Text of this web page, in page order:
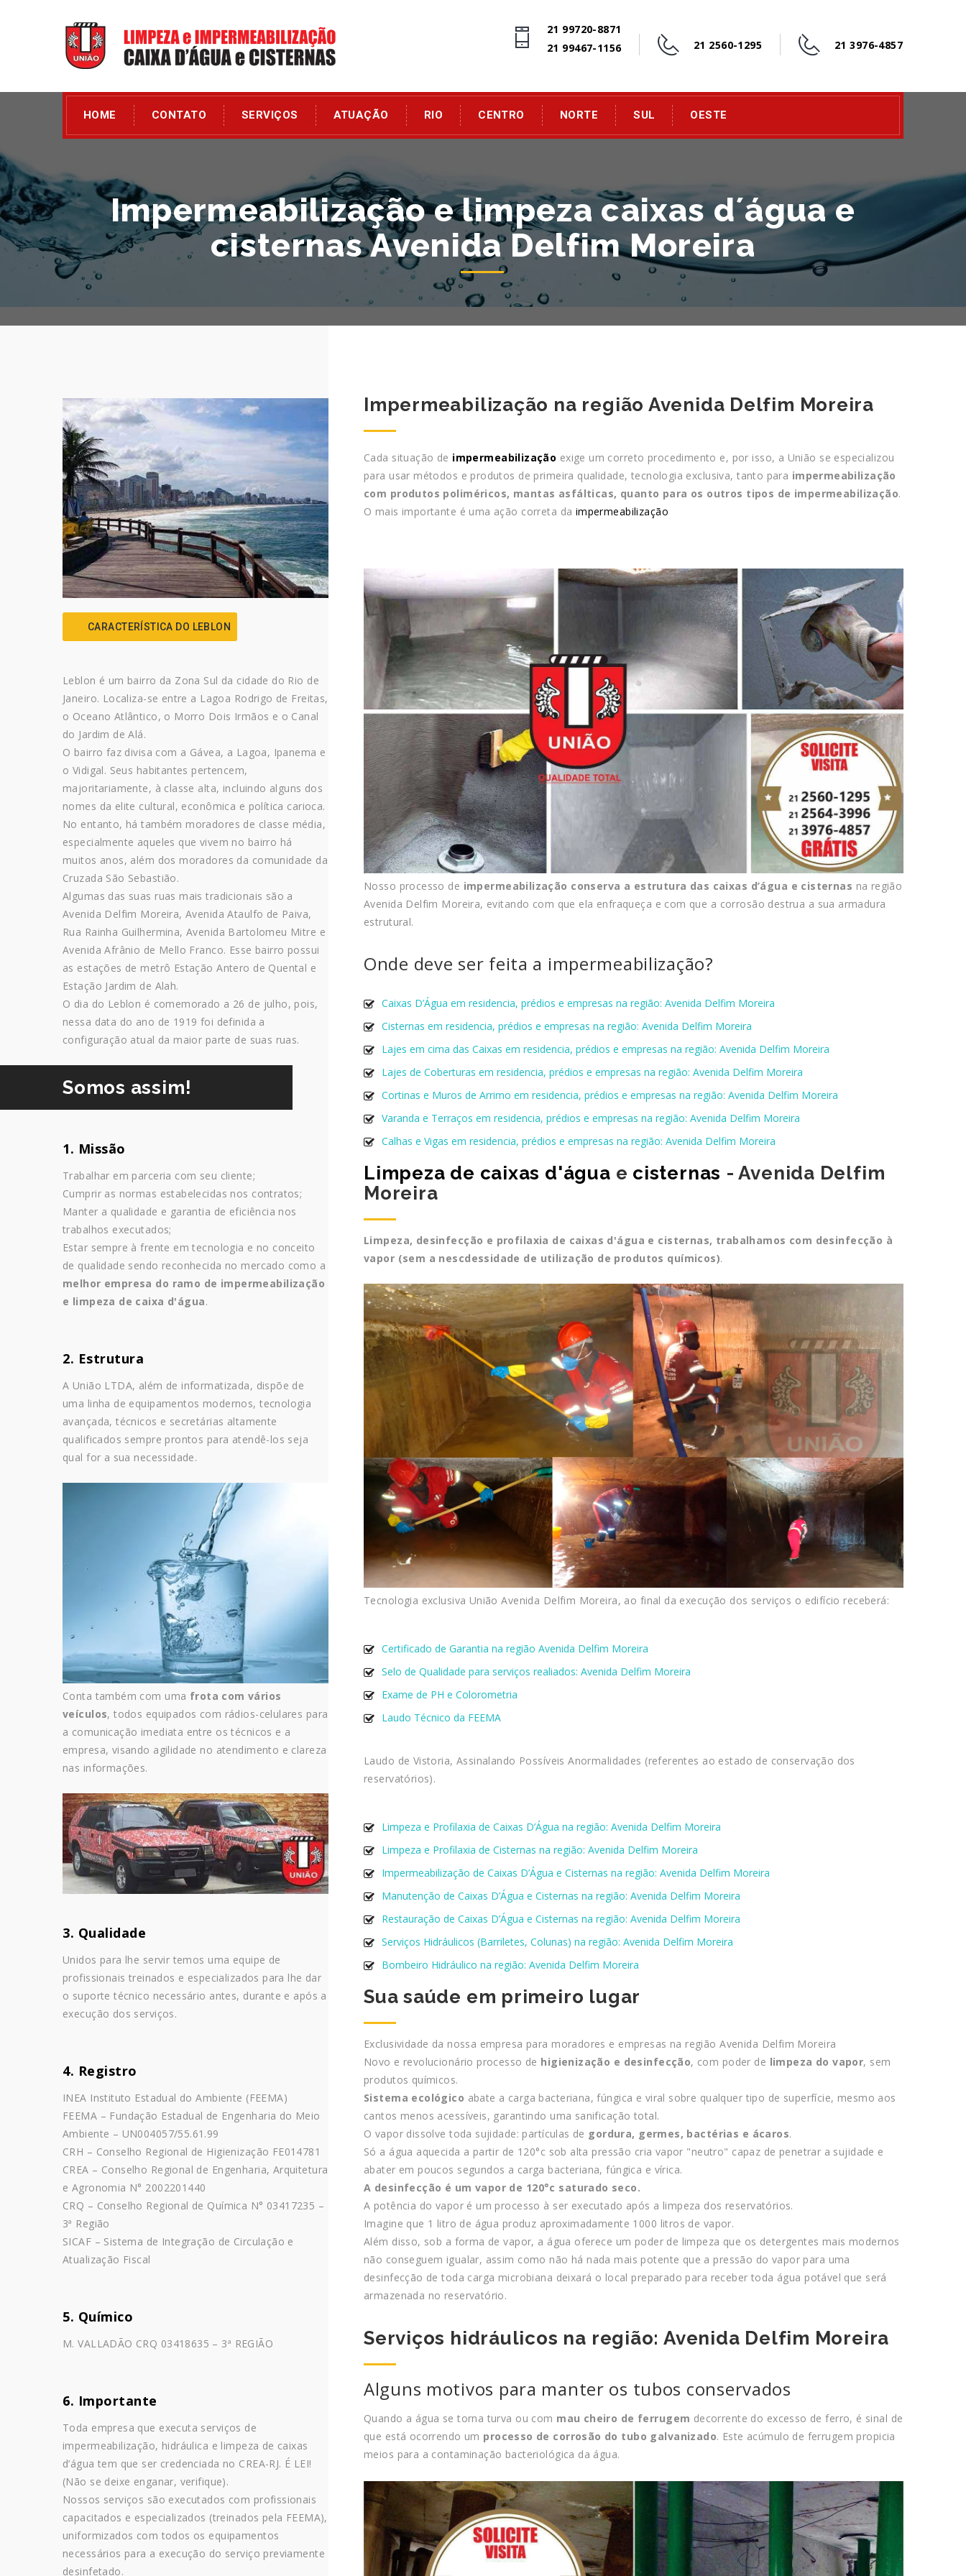
21 99720-8871
21 99467-1156
21 2560-1295 21 3976-4857
HOME CONTATO SERVIÇOS ATUAÇÃO RIO CENTRO NORTE SUL OESTE
Impermeabilização e limpeza caixas d´água e
cisternas Avenida Delfim Moreira
Impermeabilização na região Avenida Delfim Moreira
Cada situação de impermeabilização exige um correto procedimento e, por isso, a União se especializou
para usar métodos e produtos de primeira qualidade, tecnologia exclusiva, tanto para impermeabilização
com produtos poliméricos, mantas asfálticas, quanto para os outros tipos de impermeabilização.
O mais importante é uma ação correta da impermeabilização
Nosso processo de impermeabilização conserva a estrutura das caixas d’água e cisternas na região
Avenida Delfim Moreira, evitando com que ela enfraqueça e com que a corrosão destrua a sua armadura
estrutural.
Onde deve ser feita a impermeabilização?
Caixas D’Água em residencia, prédios e empresas na região: Avenida Delfim Moreira
Cisternas em residencia, prédios e empresas na região: Avenida Delfim Moreira
Lajes em cima das Caixas em residencia, prédios e empresas na região: Avenida Delfim Moreira
Lajes de Coberturas em residencia, prédios e empresas na região: Avenida Delfim Moreira
Cortinas e Muros de Arrimo em residencia, prédios e empresas na região: Avenida Delfim Moreira
Varanda e Terraços em residencia, prédios e empresas na região: Avenida Delfim Moreira
Calhas e Vigas em residencia, prédios e empresas na região: Avenida Delfim Moreira
Limpeza de caixas d'água e cisternas - Avenida Delfim
Moreira
Limpeza, desinfecção e profilaxia de caixas d'água e cisternas, trabalhamos com desinfecção à
vapor (sem a nescdessidade de utilização de produtos químicos).
Tecnologia exclusiva União Avenida Delfim Moreira, ao final da execução dos serviços o edifício receberá:
Certificado de Garantia na região Avenida Delfim Moreira
Selo de Qualidade para serviços realiados: Avenida Delfim Moreira
Exame de PH e Colorometria
Laudo Técnico da FEEMA
Laudo de Vistoria, Assinalando Possíveis Anormalidades (referentes ao estado de conservação dos
reservatórios).
Limpeza e Profilaxia de Caixas D’Água na região: Avenida Delfim Moreira
Limpeza e Profilaxia de Cisternas na região: Avenida Delfim Moreira
Impermeabilização de Caixas D’Água e Cisternas na região: Avenida Delfim Moreira
Manutenção de Caixas D’Água e Cisternas na região: Avenida Delfim Moreira
Restauração de Caixas D’Água e Cisternas na região: Avenida Delfim Moreira
Serviços Hidráulicos (Barriletes, Colunas) na região: Avenida Delfim Moreira
Bombeiro Hidráulico na região: Avenida Delfim Moreira
Sua saúde em primeiro lugar
Exclusividade da nossa empresa para moradores e empresas na região Avenida Delfim Moreira
Novo e revolucionário processo de higienização e desinfecção, com poder de limpeza do vapor, sem
produtos químicos.
Sistema ecológico abate a carga bacteriana, fúngica e viral sobre qualquer tipo de superfície, mesmo aos
cantos menos acessíveis, garantindo uma sanificação total.
O vapor dissolve toda sujidade: partículas de gordura, germes, bactérias e ácaros.
Só a água aquecida a partir de 120°c sob alta pressão cria vapor "neutro" capaz de penetrar a sujidade e
abater em poucos segundos a carga bacteriana, fúngica e vírica.
A desinfecção é um vapor de 120°c saturado seco.
A potência do vapor é um processo à ser executado após a limpeza dos reservatórios.
Imagine que 1 litro de água produz aproximadamente 1000 litros de vapor.
Além disso, sob a forma de vapor, a água oferece um poder de limpeza que os detergentes mais modernos
não conseguem igualar, assim como não há nada mais potente que a pressão do vapor para uma
desinfecção de toda carga microbiana deixará o local preparado para receber toda água potável que será
armazenada no reservatório.
Serviços hidráulicos na região: Avenida Delfim Moreira
Alguns motivos para manter os tubos conservados
Quando a água se torna turva ou com mau cheiro de ferrugem decorrente do excesso de ferro, é sinal de
que está ocorrendo um processo de corrosão do tubo galvanizado. Este acúmulo de ferrugem propicia
meios para a contaminação bacteriológica da água.
CARACTERÍSTICA DO LEBLON
Leblon é um bairro da Zona Sul da cidade do Rio de
Janeiro. Localiza-se entre a Lagoa Rodrigo de Freitas,
o Oceano Atlântico, o Morro Dois Irmãos e o Canal
do Jardim de Alá.
O bairro faz divisa com a Gávea, a Lagoa, Ipanema e
o Vidigal. Seus habitantes pertencem,
majoritariamente, à classe alta, incluindo alguns dos
nomes da elite cultural, econômica e política carioca.
No entanto, há também moradores de classe média,
especialmente aqueles que vivem no bairro há
muitos anos, além dos moradores da comunidade da
Cruzada São Sebastião.
Algumas das suas ruas mais tradicionais são a
Avenida Delfim Moreira, Avenida Ataulfo de Paiva,
Rua Rainha Guilhermina, Avenida Bartolomeu Mitre e
Avenida Afrânio de Mello Franco. Esse bairro possui
as estações de metrô Estação Antero de Quental e
Estação Jardim de Alah.
O dia do Leblon é comemorado a 26 de julho, pois,
nessa data do ano de 1919 foi definida a
configuração atual da maior parte de suas ruas.
Somos assim!
1. Missão
Trabalhar em parceria com seu cliente;
Cumprir as normas estabelecidas nos contratos;
Manter a qualidade e garantia de eficiência nos
trabalhos executados;
Estar sempre à frente em tecnologia e no conceito
de qualidade sendo reconhecida no mercado como a
melhor empresa do ramo de impermeabilização
e limpeza de caixa d'água.
2. Estrutura
A União LTDA, além de informatizada, dispõe de
uma linha de equipamentos modernos, tecnologia
avançada, técnicos e secretárias altamente
qualificados sempre prontos para atendê-los seja
qual for a sua necessidade.
Conta também com uma frota com vários
veículos, todos equipados com rádios-celulares para
a comunicação imediata entre os técnicos e a
empresa, visando agilidade no atendimento e clareza
nas informações.
3. Qualidade
Unidos para lhe servir temos uma equipe de
profissionais treinados e especializados para lhe dar
o suporte técnico necessário antes, durante e após a
execução dos serviços.
4. Registro
INEA Instituto Estadual do Ambiente (FEEMA)
FEEMA – Fundação Estadual de Engenharia do Meio
Ambiente – UN004057/55.61.99
CRH – Conselho Regional de Higienização FE014781
CREA – Conselho Regional de Engenharia, Arquitetura
e Agronomia N° 2002201440
CRQ – Conselho Regional de Química N° 03417235 –
3ª Região
SICAF – Sistema de Integração de Circulação e
Atualização Fiscal
5. Químico
M. VALLADÃO CRQ 03418635 – 3ª REGIÃO
6. Importante
Toda empresa que executa serviços de
impermeabilização, hidráulica e limpeza de caixas
d’água tem que ser credenciada no CREA-RJ. É LEI!
(Não se deixe enganar, verifique).
Nossos serviços são executados com profissionais
capacitados e especializados (treinados pela FEEMA),
uniformizados com todos os equipamentos
necessários para a execução do serviço previamente
desinfetado.